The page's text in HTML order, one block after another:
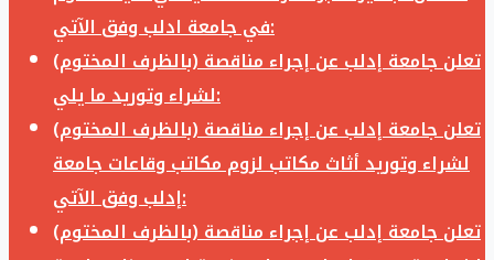
في جامعة ادلب وفق الآتي:
تعلن جامعة إدلب عن إجراء مناقصة (بالظرف المختوم)
لشراء وتوريد ما يلي:
تعلن جامعة إدلب عن إجراء مناقصة (بالظرف المختوم)
لشراء وتوريد أثاث مكاتب لزوم مكاتب وقاعات جامعة
إدلب وفق الآتي:
تعلن جامعة إدلب عن إجراء مناقصة (بالظرف المختوم)